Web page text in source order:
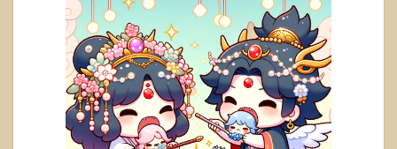
の公式
グッツ
1.7
まと
め